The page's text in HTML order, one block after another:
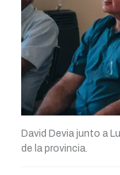
David Devia junto a
de la provincia.